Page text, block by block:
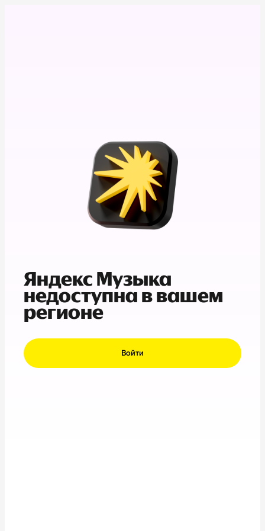
Яндекс Музыка
недоступна в вашем
регионе
Войти